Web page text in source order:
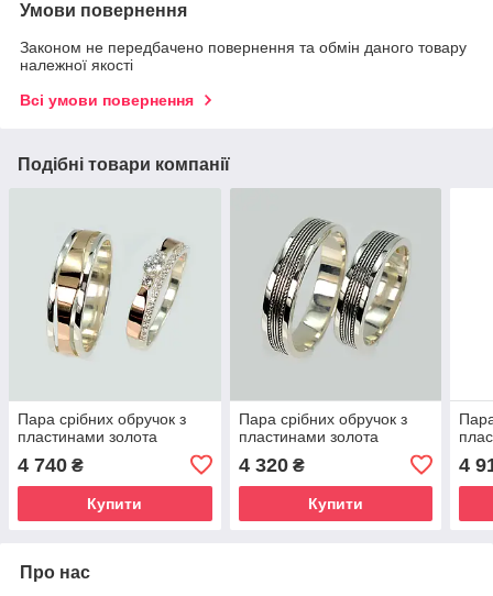
Умови повернення
Законом не передбачено повернення та обмін даного товару
належної якості
Всі умови повернення
Подібні товари компанії
Пара срібних обручок з
пластинами золота
4 740 ₴
Купити
Пара срібних обручок з
пластинами золота
4 320₴
Купити
4
Про нас